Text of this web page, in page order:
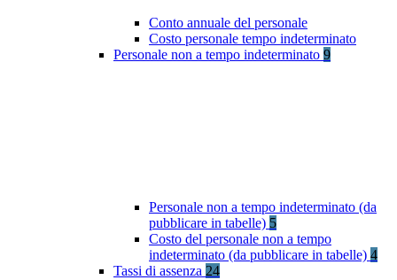
Conto annuale del personale
Costo personale tempo indeterminato
Personale non a tempo indeterminato 9
Personale non a tempo indeterminato (da
pubblicare in tabelle) 5
Costo del personale non a tempo
indeterminato (da pubblicare in tabelle) 4
Tassi di assenza 24